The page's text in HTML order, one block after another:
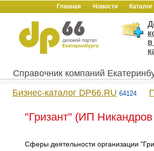
Главная Новости Каталог
Справочник компаний
Бизнес-каталог DP66.RU 64124
"Гризант" (ИП
Сферы деятельности организации